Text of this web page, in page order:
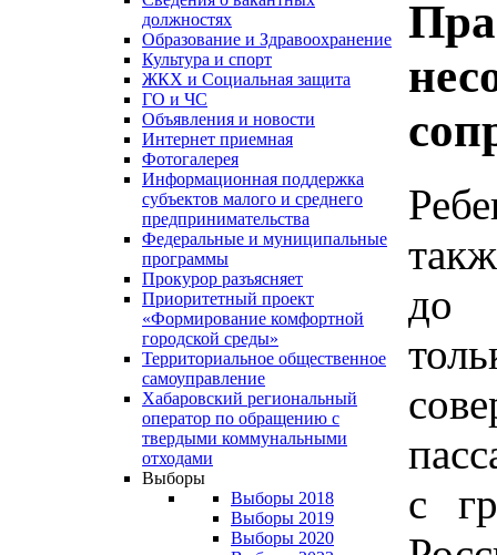
должностях
Образование и Здравоохранение
Культура и спорт
ЖКХ и Социальная защита
ГО и ЧС
Объявления и новости
Интернет приемная
Фотогалерея
Информационная поддержка
субъектов малого и среднего
предпринимательства
Федеральные и муниципальные
программы
Прокурор разъясняет
Приоритетный проект
«Формирование комфортной
городской среды»
Территориальное общественное
самоуправление
Хабаровский региональный
оператор по обращению с
твердыми коммунальными
отходами
Выборы
Выборы 2018
Выборы 2019
Выборы 2020
до
с